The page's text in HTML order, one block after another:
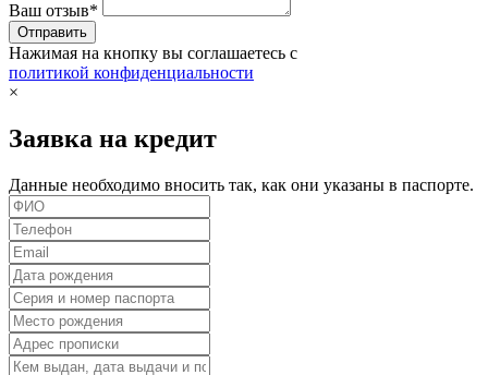
Ваш отзыв*
Нажимая на кнопку вы соглашаетесь с
политикой конфиденциальности
×
Заявка на кредит
Данные необходимо вносить так, как они указаны в паспорте.